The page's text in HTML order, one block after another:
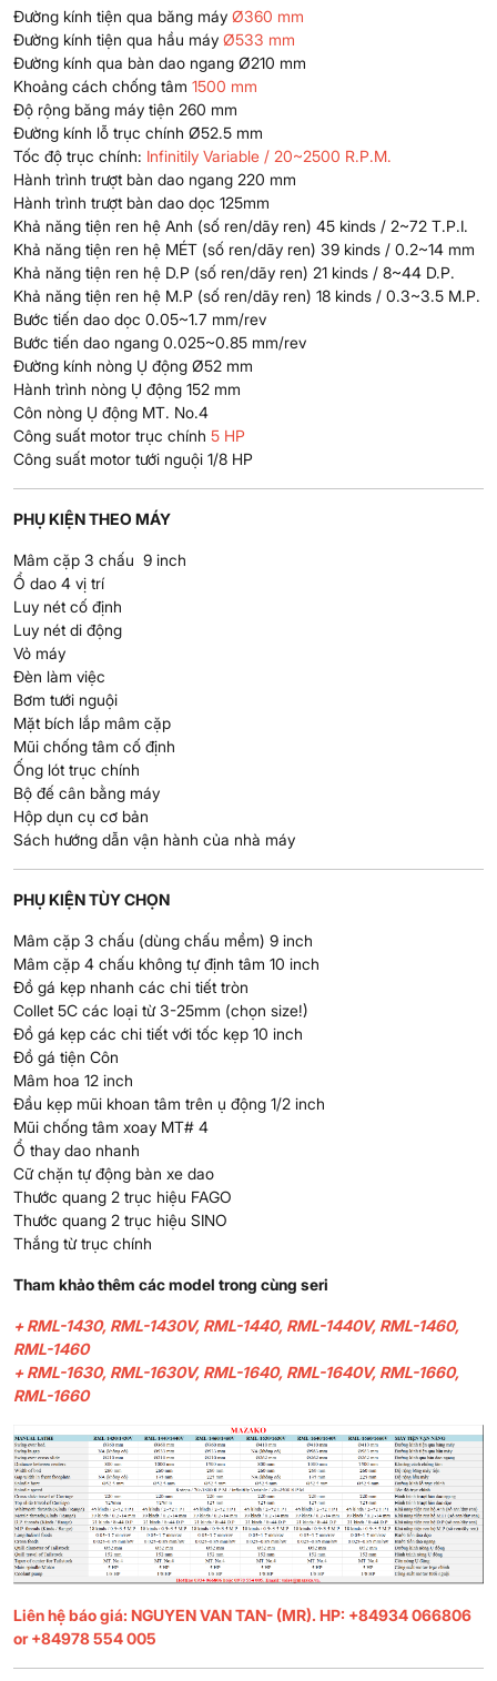
Đường kính tiện qua băng máy Ø360 mm
Đường kính tiện qua hầu máy Ø533 mm
Đường kính qua bàn dao ngang Ø210 mm
Khoảng cách chống tâm 1500 mm
Độ rộng băng máy tiện 260 mm
Đường kính lỗ trục chính Ø52.5 mm
Tốc độ trục chính: Infinitily Variable / 20~2500 R.P.M.
Hành trình trượt bàn dao ngang 220 mm
Hành trình trượt bàn dao dọc 125mm
Khả năng tiện ren hệ Anh (số ren/dãy ren) 45 kinds / 2~72 T.P.I.
Khả năng tiện ren hệ MÉT (số ren/dãy ren) 39 kinds / 0.2~14 mm
Khả năng tiện ren hệ D.P (số ren/dãy ren) 21 kinds / 8~44 D.P.
Khả năng tiện ren hệ M.P (số ren/dãy ren) 18 kinds / 0.3~3.5 M.P.
Bước tiến dao dọc 0.05~1.7 mm/rev
Bước tiến dao ngang 0.025~0.85 mm/rev
Đường kính nòng Ụ động Ø52 mm
Hành trình nòng Ụ động 152 mm
Côn nòng Ụ động MT. No.4
Công suất motor trục chính 5 HP
Công suất motor tưới nguội 1/8 HP
PHỤ KIỆN THEO MÁY
Mâm cặp 3 chấu 9 inch
Ổ dao 4 vị trí
Luy nét cố định
Luy nét di động
Vỏ máy
Đèn làm việc
Bơm tưới nguội
Mặt bích lắp mâm cặp
Mũi chống tâm cố định
Ống lót trục chính
Bộ đế cân bằng máy
Hộp dụn cụ cơ bản
Sách hướng dẫn vận hành của nhà máy
PHỤ KIỆN TÙY CHỌN
Mâm cặp 3 chấu (dùng chấu mềm) 9 inch
Mâm cặp 4 chấu không tự định tâm 10 inch
Đồ gá kẹp nhanh các chi tiết tròn
Collet 5C các loại từ 3-25mm (chọn size!)
Đồ gá kẹp các chi tiết với tốc kẹp 10 inch
Đồ gá tiện Côn
Mâm hoa 12 inch
Đầu kẹp mũi khoan tâm trên ụ động 1/2 inch
Mũi chống tâm xoay MT# 4
Ổ thay dao nhanh
Cữ chặn tự động bàn xe dao
Thước quang 2 trục hiệu FAGO
Thước quang 2 trục hiệu SINO
Thắng từ trục chính
Tham khảo thêm các model trong cùng seri
+RML-1430, RML-1430V, RML-1440, RML-1440V, RML-1460,
RML-1460
+RML-1630, RML-1630V, RML-1640, RML-1640V, RML-1660,
RML-1660
Liên hệ báo giá: NGUYEN VAN TAN- (MR). HP: +84934 066806
or +84978 554 005